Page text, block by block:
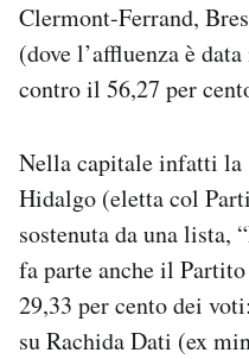
Clermont-Ferrand,
(dove l’affluenza è
contro il 56,27 per
Nella capitale infatti la
Hidalgo (eletta col
sostenuta da una lista,
fa parte anche il
29,33 per cento dei
su Rachida Dati (ex